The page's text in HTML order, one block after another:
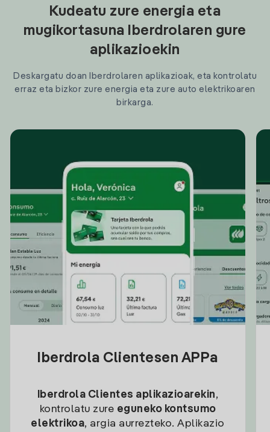
Kudeatu zure energia eta
mugikortasuna Iberdrolaren gure
aplikazioekin
Deskargatu doan Iberdrolaren aplikazioak, eta kontrolatu
erraz eta bizkor zure energia eta zure auto elektrikoaren
birkarga.
Iberdrola Clientesen APPa
Iberdrola Clientes aplikazioarekin,
kontrolatu zure eguneko kontsumo
elektrikoa, argia aurrezteko. Aplikazio